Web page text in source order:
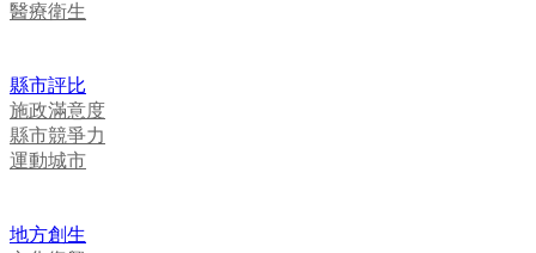
醫療衛生
縣市評比
施政滿意度
縣市競爭力
運動城市
地方創生